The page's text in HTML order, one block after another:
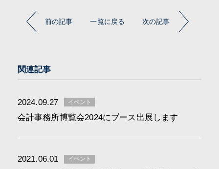
前の記事 一覧に戻る 次の記事
関連記事
2024.09.27 イベント
会計事務所博覧会2024にブース出展します
2021.06.01 イベント